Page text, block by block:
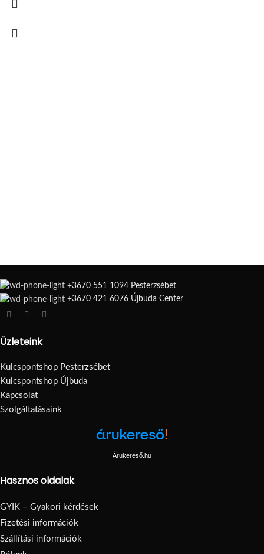
+3670 551 1094 Pesterzsébet
+3670 421 6076 Újbuda Center
Üzleteink
Kulcspontshop Pesterzsébet
Kulcspontshop Újbuda
Kapcsolat
Szolgáltatásaink
Árukereső.hu
Hasznos oldalak
GYIK – Gyakori kérdések
Fizetési információk
Szállítási információk